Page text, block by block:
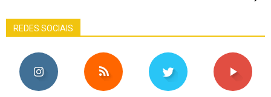
REDES SOCIAIS